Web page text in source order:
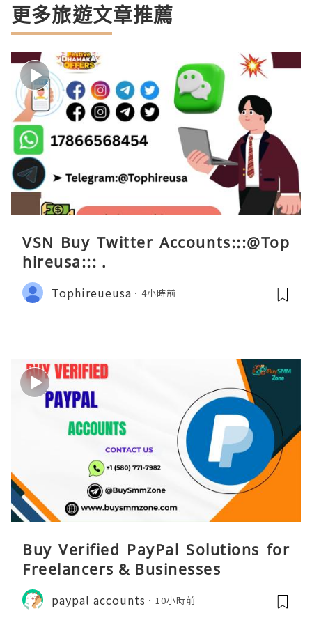
更多旅遊文章推薦
VSN Buy Twitter Accounts:::@Top
hireusa::: .
Tophireueusa 4小時前
Buy Verified PayPal Solutions for
Freelancers & Businesses
paypal accounts 10小時前